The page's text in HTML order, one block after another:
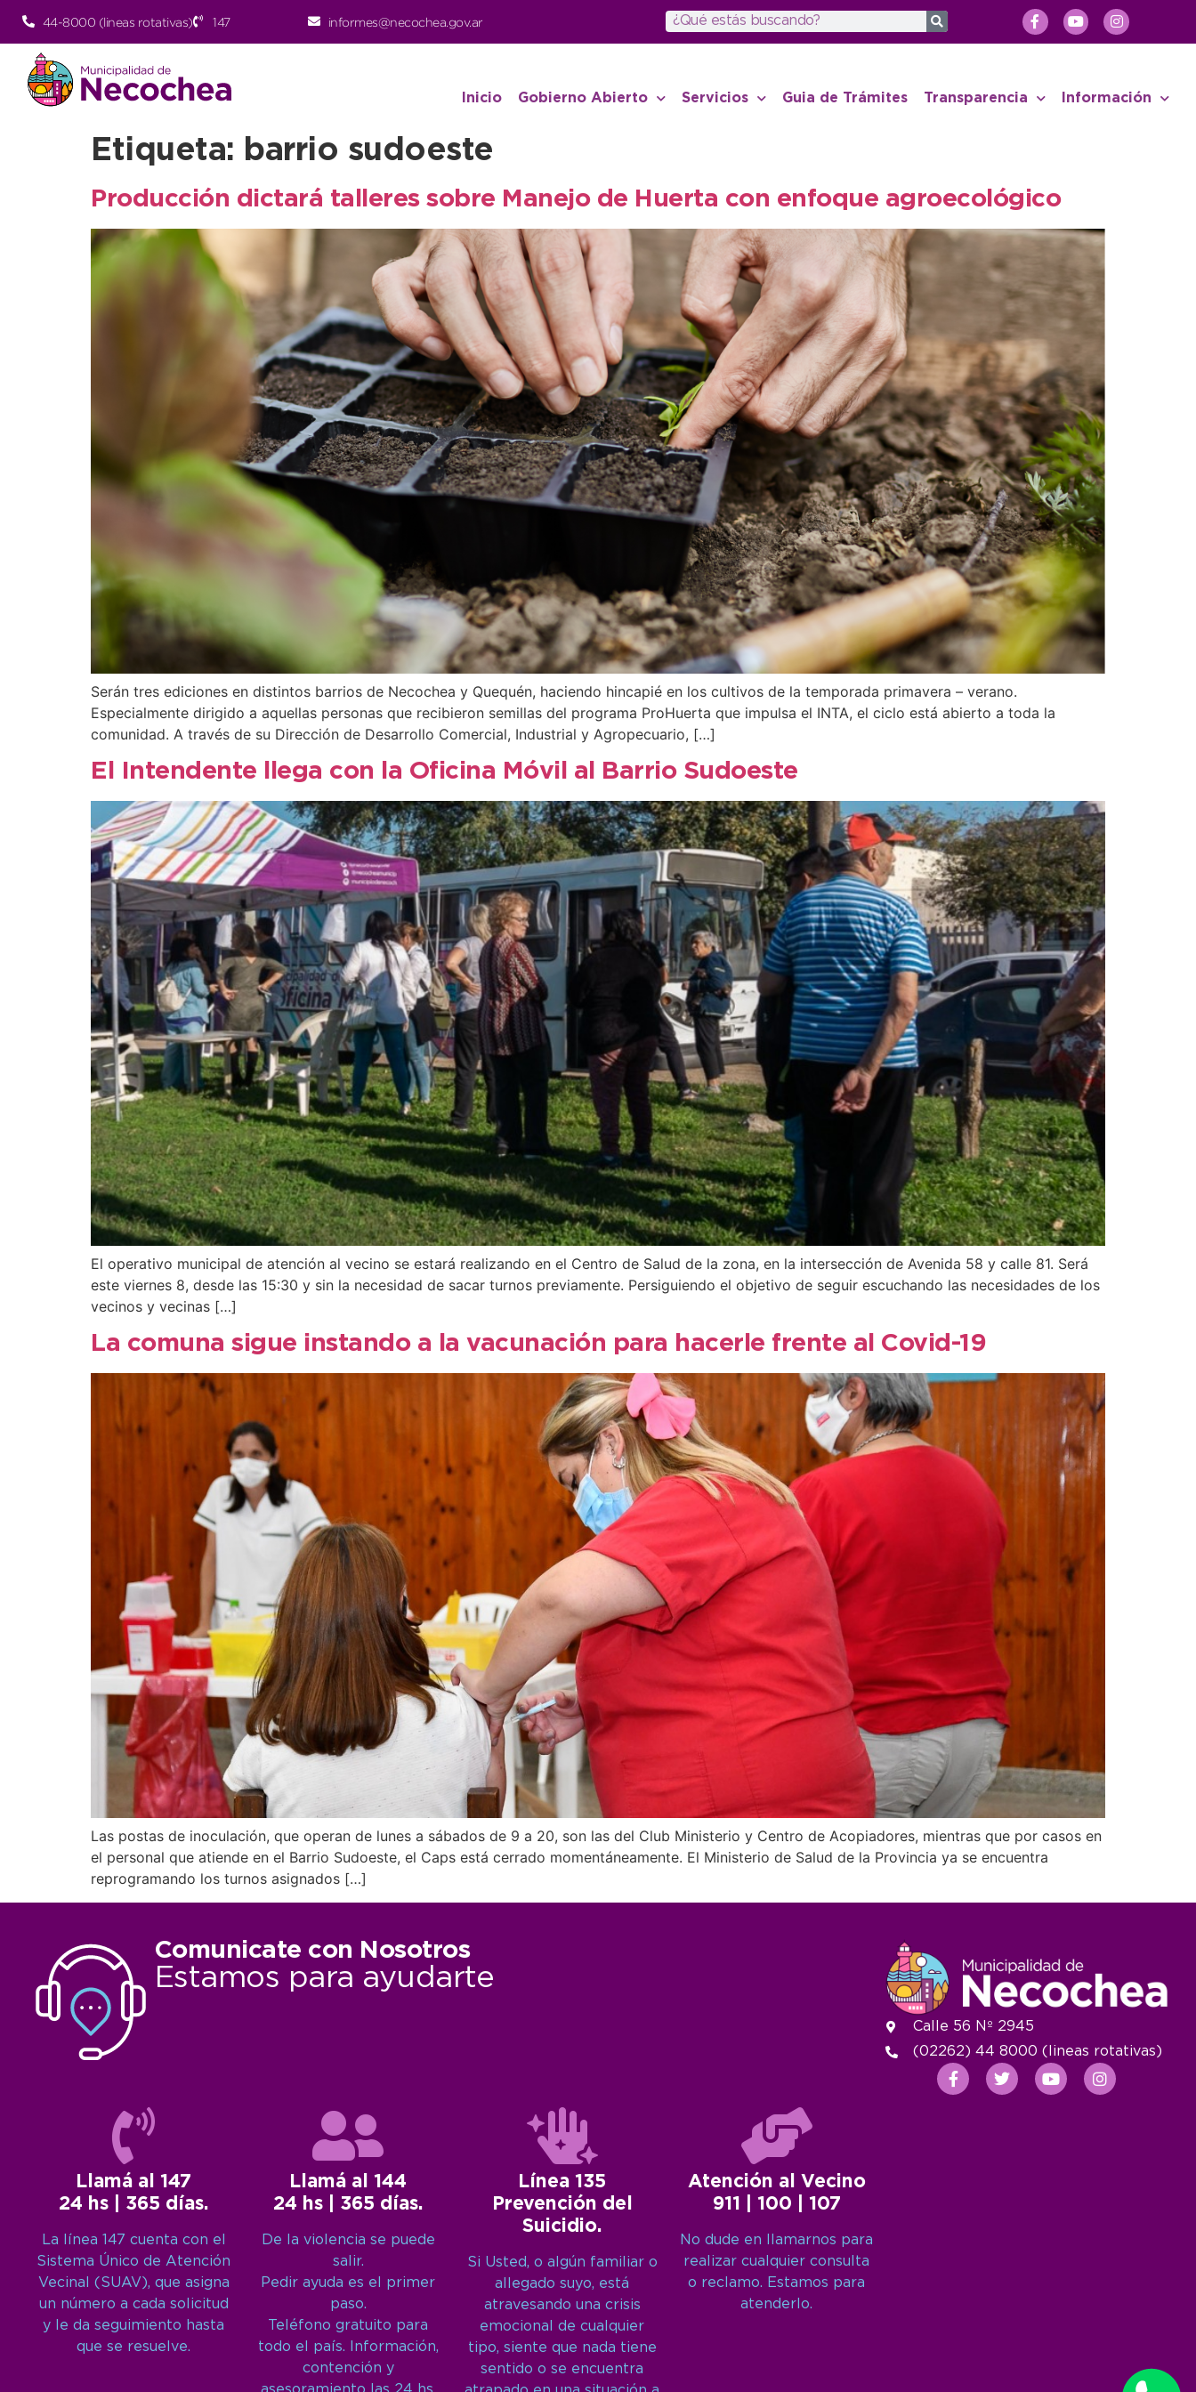
44-8000 (lineas rotativas) 147 informes@necochea.gov.ar
Inicio Gobierno Abierto Servicios Guia de Trámites Transparencia Información
Etiqueta: barrio sudoeste
Producción dictará talleres sobre Manejo de Huerta con enfoque agroecológico
Serán tres ediciones en distintos barrios de Necochea y Quequén, haciendo hincapié en los cultivos de la temporada primavera – verano.
Especialmente dirigido a aquellas personas que recibieron semillas del programa ProHuerta que impulsa el INTA, el ciclo está abierto a toda la
comunidad. A través de su Dirección de Desarrollo Comercial, Industrial y Agropecuario, […]
El Intendente llega con la Oficina Móvil al Barrio Sudoeste
El operativo municipal de atención al vecino se estará realizando en el Centro de Salud de la zona, en la intersección de Avenida 58 y calle 81. Será
este viernes 8, desde las 15:30 y sin la necesidad de sacar turnos previamente. Persiguiendo el objetivo de seguir escuchando las necesidades de los
vecinos y vecinas […]
La comuna sigue instando a la vacunación para hacerle frente al Covid-19
Las postas de inoculación, que operan de lunes a sábados de 9 a 20, son las del Club Ministerio y Centro de Acopiadores, mientras que por casos en
el personal que atiende en el Barrio Sudoeste, el Caps está cerrado momentáneamente. El Ministerio de Salud de la Provincia ya se encuentra
reprogramando los turnos asignados […]
Comunicate con Nosotros
Estamos para ayudarte
Llamá al 147
24 hs | 365 días.
La línea 147 cuenta con el
Sistema Único de Atención
Vecinal (SUAV), que asigna
un número a cada solicitud
y le da seguimiento hasta
que se resuelve.
Llamá al 144
24 hs | 365 días.
De la violencia se puede
salir.
Pedir ayuda es el primer
paso.
Teléfono gratuito para
todo el país. Información,
contención y
Línea 135
Prevención del
Suicidio.
Si Usted, o algún familiar o
allegado suyo, está
atravesando una crisis
emocional de cualquier
tipo, siente que nada tiene
sentido o se encuentra
Atención al Vecino
911 | 100 | 107
No dude en llamarnos para
realizar cualquier consulta
o reclamo. Estamos para
atenderlo.
Calle 56 Nº 2945
(02262) 44 8000 (lineas rotativas)